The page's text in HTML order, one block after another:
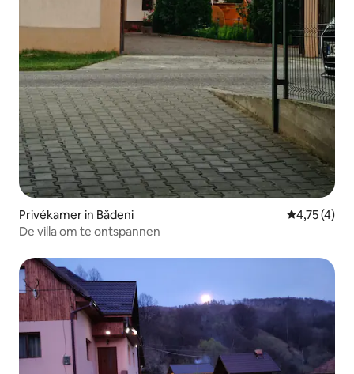
Privékamer in Bădeni
4,75 (4)
De villa om te ontspannen